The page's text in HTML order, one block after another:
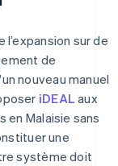
sur de
de
nouveau manuel
iDEAL aux
en Malaisie sans
une
système doit